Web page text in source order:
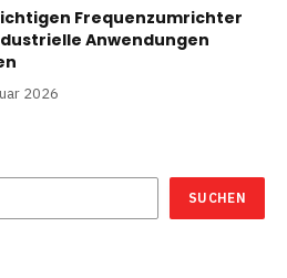
Frequenzumrichter
Anwendungen
2026
SUCHEN